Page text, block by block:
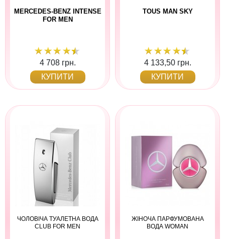
MERCEDES-BENZ INTENSE
FOR MEN
4 708 грн.
КУПИТИ
TOUS MAN SKY
4 133,50 грн.
КУПИТИ
ЧОЛОВІЧА ТУАЛЕТНА ВОДА
CLUB FOR MEN
ЖІНОЧА ПАРФУМОВАНА
ВОДА WOMAN